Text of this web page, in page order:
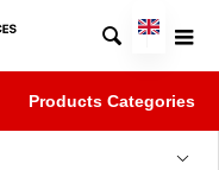

Products Categories